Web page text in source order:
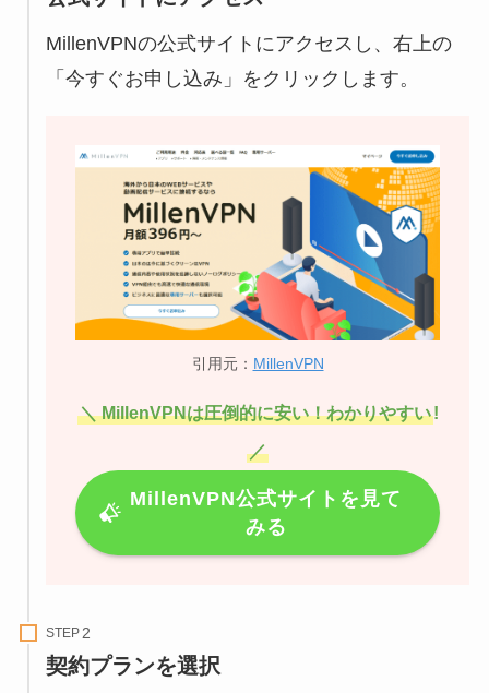
MillenVPNの公式サイトにアクセスし、右上の
「今すぐお申し込み」をクリックします。
引用元： MillenVPN
＼ MillenVPNは圧倒的に安い！わかりやすい!
／
MillenVPN公式サイトを見て
みる
STEP
契約プランを選択